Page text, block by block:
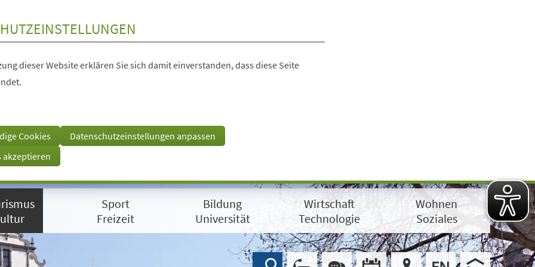
dieser Website erklären Sie sich damit einverstanden, dass diese Seite
Cookies
Datenschutzeinstellungen anpassen
akzeptieren
Sport
Freizeit
Bildung
Universität
Wirtschaft
Technologie
Wohnen
Soziales